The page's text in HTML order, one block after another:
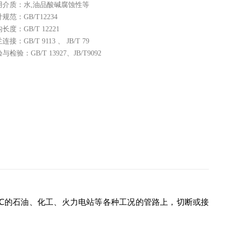
介质：水,油品酸碱腐蚀性等
规范：GB/T12234
长度：GB/T 12221
连接：GB/T 9113 、 JB/T 79
与检验：GB/T 13927、JB/T9092
的石油、化工、火力电站等各种工况的管路上，切断或接